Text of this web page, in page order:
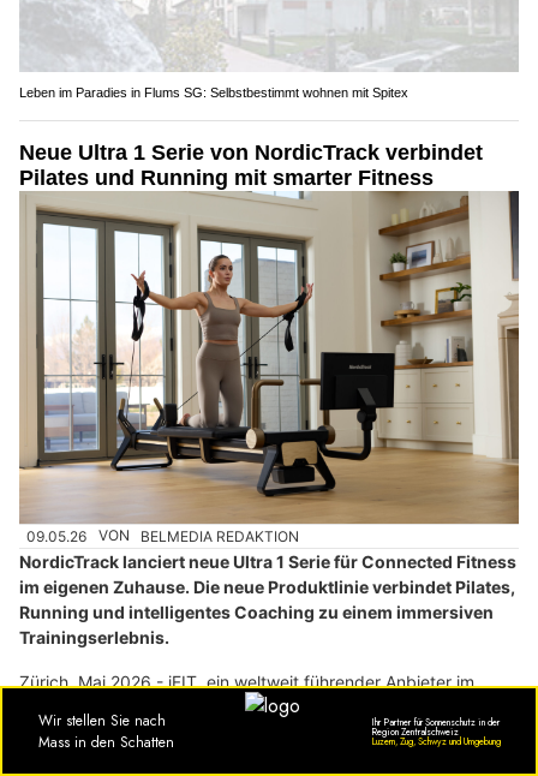
Leben im Paradies in Flums SG: Selbstbestimmt wohnen mit Spitex
Neue Ultra 1 Serie von NordicTrack verbindet
Pilates und Running mit smarter Fitness
09.05.26 VON BELMEDIA REDAKTION
NordicTrack lanciert neue Ultra 1 Serie für Connected Fitness
im eigenen Zuhause. Die neue Produktlinie verbindet Pilates,
Running und intelligentes Coaching zu einem immersiven
Trainingserlebnis.
Zürich, Mai 2026 - iFIT, ein weltweit führender Anbieter im
Bereich Connected Fitness, lanciert mit NordicTrack die neue
Ultra 1 Serie. Die Produktlinie umfasst erstmals Pilates Reformer